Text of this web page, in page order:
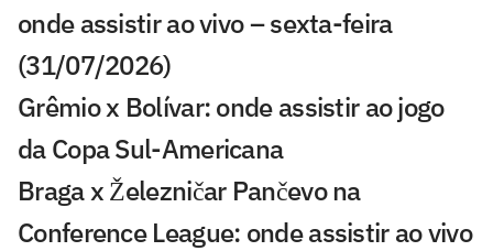
onde assistir ao vivo – sexta-feira
(31/07/2026)
Grêmio x Bolívar: onde assistir ao jogo
da Copa Sul-Americana
Braga x Železničar Pančevo na
Conference League: onde assistir ao vivo